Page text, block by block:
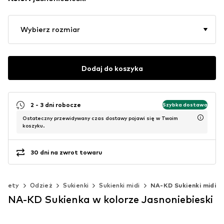
Wybierz rozmiar
Dodaj do koszyka
2 - 3 dni robocze Szybka dostawa
Ostateczny przewidywany czas dostawy pojawi się w Twoim
koszyku.
30 dni na zwrot towaru
Odzież Sukienki Sukienki midi NA-KD Sukienki midi
NA-KD Sukienka w kolorze Jasnoniebieski